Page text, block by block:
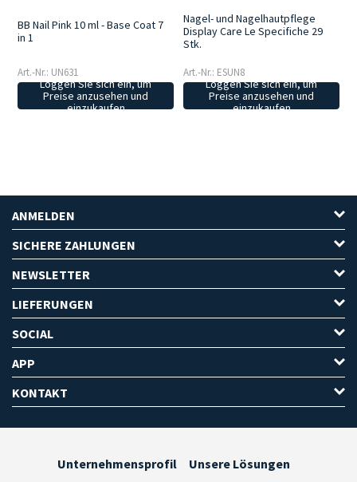
BB Nail Pink 10 ml - Base Coat 7
in 1
Art.-Nr.: UN631
Loggen Sie sich ein, um
Preise anzusehen und
einzukaufen
Nagel- und Nagelhautpflege
Display Care Le Specifiche 29
Stk.
Art.-Nr.: ESUN8
Loggen Sie sich ein, um
Preise anzusehen und
einzukaufen
ANMELDEN
SICHERE ZAHLUNGEN
NEWSLETTER
LIEFERUNGEN
SOCIAL
APP
KONTAKT
Unternehmensprofil
Unsere Lösungen